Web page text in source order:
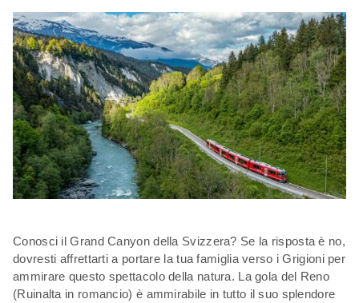
Conosci il Grand Canyon della Svizzera? Se la risposta è no,
dovresti affrettarti a portare la tua famiglia verso i Grigioni per
ammirare questo spettacolo della natura. La gola del Reno
(Ruinalta in romancio) è ammirabile in tutto il suo splendore